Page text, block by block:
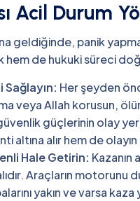
Acil Durum
geldiğinde, panik
hem de hukuki süreci
Sağlayın: Her şeyden
veya Allah korusun,
güçlerinin olay
altına alır hem de
Hale Getirin:
Araçların
yakın ve varsa